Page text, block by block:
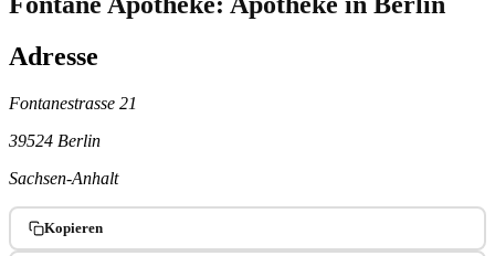
Adresse
Fontanestrasse 21
39524 Berlin
Sachsen-Anhalt
Kopieren